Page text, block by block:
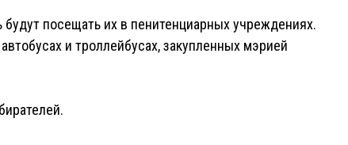
посещать их в пенитенциарных учреждениях.
и троллейбусах, закупленных мэрией